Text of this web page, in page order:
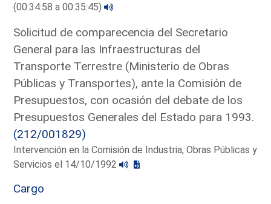
(00:34:58 a 00:35:45)
Solicitud de comparecencia del Secretario
General para las Infraestructuras del
Transporte Terrestre (Ministerio de Obras
Públicas y Transportes), ante la Comisión de
Presupuestos, con ocasión del debate de los
Presupuestos Generales del Estado para 1993.
(212/001829)
Intervención en la Comisión de Industria, Obras Públicas y
Servicios el 14/10/1992
Cargo